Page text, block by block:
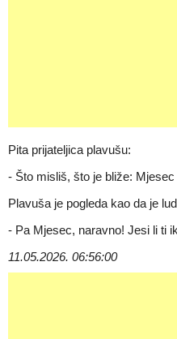
Pita prijateljica plavušu:
- Što misliš, što je bliže: Mjesec
Plavuša je pogleda kao da je
- Pa Mjesec, naravno! Jesi li ti
11.05.2026. 06:56:00